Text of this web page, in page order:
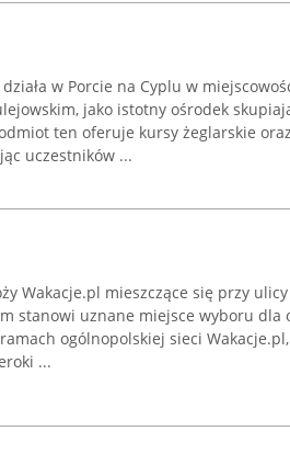
w Porcie na Cyplu w
jako istotny ośrodek
ten oferuje kursy żeglarskie
uczestników ...
Wakacje.pl mieszczące się przy
stanowi uznane miejsce wyboru dla
ogólnopolskiej sieci
...